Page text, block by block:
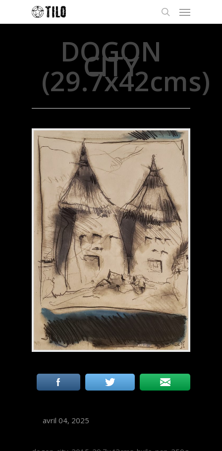
DOGON
CITY
(29.7x42cms)
avril 04, 2025